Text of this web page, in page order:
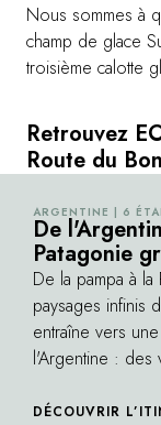
Retrouvez
Route du
ARGENTINE | 6
De
Patagonie
De la pampa à
paysages infinis
entraîne vers
l'Argentine : des
contreforts de la
DÉCOUVRIR
Nous sommes à
champ de glace
troisième calotte
face à ses
Moreno, un des
de la zone, n'est
également
nature comme
Spegazzini,
spectaculaires
Torre. Cette
mondial de
beauté.